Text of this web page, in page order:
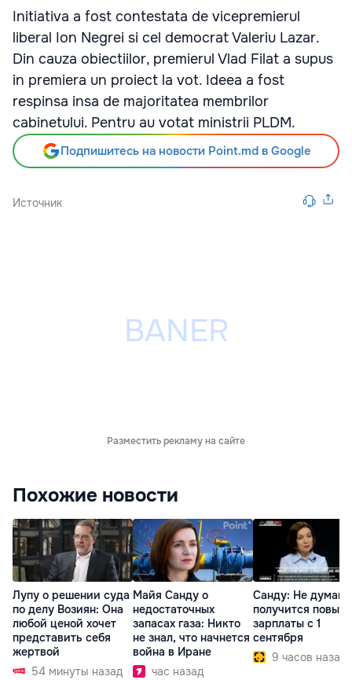
Initiativa a fost contestata de vicepremierul
liberal Ion Negrei si cel democrat Valeriu Lazar.
Din cauza obiectiilor, premierul Vlad Filat a supus
in premiera un proiect la vot. Ideea a fost
respinsa insa de majoritatea membrilor
cabinetului. Pentru au votat ministrii PLDM.
Подпишитесь на новости Point.md в Google
Источник
Разместить рекламу на сайте
Похожие новости
Лупу о решении суда
по делу Возиян: Она
любой ценой хочет
представить себя
жертвой
54 минуты назад
Майя Санду о
недостаточных
запасах газа: Никто
не знал, что начнется
война в Иране
час назад
Санду: Не думаю,
получится
зарплаты с 1
сентября
9 часов назад